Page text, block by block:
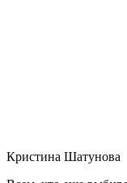
Кристина Шатунова